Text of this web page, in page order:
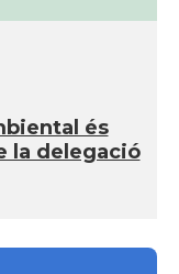
és
la delegació